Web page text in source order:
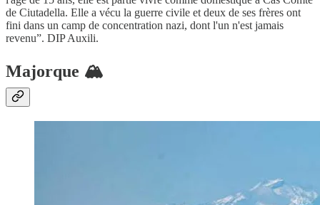
de Ciutadella. Elle a vécu la guerre civile et deux de ses frères ont
fini dans un camp de concentration nazi, dont l'un n'est jamais
revenu”. DIP Auxili.
Majorque 🏔